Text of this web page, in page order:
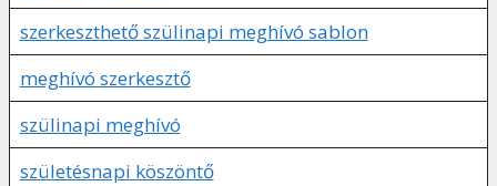
szerkeszthető szülinapi meghívó sablon
meghívó szerkesztő
szülinapi meghívó
születésnapi köszöntő